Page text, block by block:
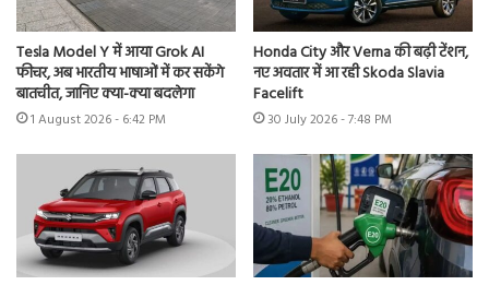
Tesla Model Y में आया Grok AI
फीचर, अब भारतीय भाषाओं में कर सकेंगे
बातचीत, जानिए क्या-क्या बदलेगा
1 August 2026 - 6:42 PM
Honda City और Verna की बढ़ी टेंशन,
नए अवतार में आ रही Skoda Slavia
Facelift
30 July 2026 - 7:48 PM